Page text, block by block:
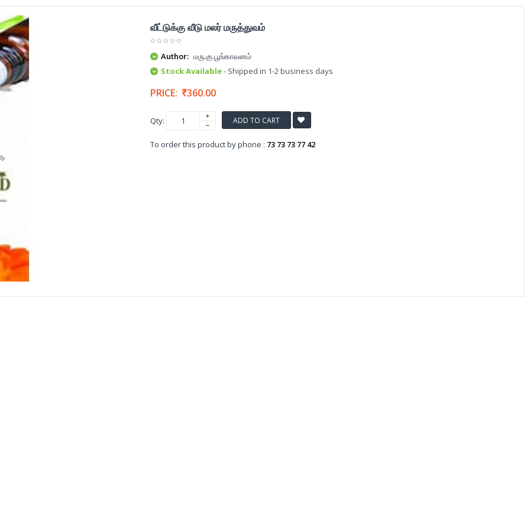
வீட்டுக்கு வீடு மலர் மருத்துவம்
Author: மரு.கு.பூங்காவனம்
Stock Available- Shipped in 1-2 business days
PRICE: 360.00
Qty: ADD TO CART
To order this product by phone : 73 73 73 77 42